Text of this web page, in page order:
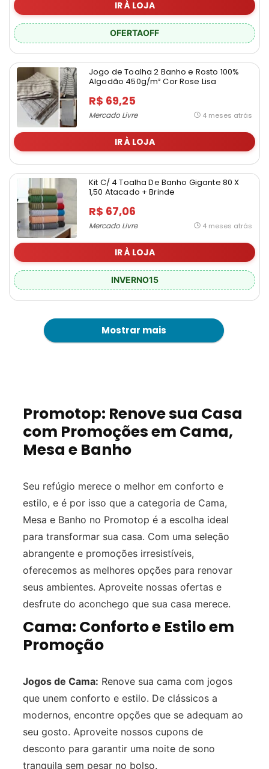
IR À LOJA
OFERTAOFF
Jogo de Toalha 2 Banho e Rosto 100%
Algodão 450g/m² Cor Rose Lisa
R$ 69,25
Mercado Livre 4 meses atrás
IR À LOJA
Kit C/ 4 Toalha De Banho Gigante 80 X
1,50 Atacado + Brinde
R$ 67,06
Mercado Livre 4 meses atrás
IR À LOJA
INVERNO15
Mostrar mais
Promotop: Renove sua Casa
com Promoções em Cama,
Mesa e Banho
Seu refúgio merece o melhor em conforto e
estilo, e é por isso que a categoria de Cama,
Mesa e Banho no Promotop é a escolha ideal
para transformar sua casa. Com uma seleção
abrangente e promoções irresistíveis,
oferecemos as melhores opções para renovar
seus ambientes. Aproveite nossas ofertas e
desfrute do aconchego que sua casa merece.
Cama: Conforto e Estilo em
Promoção
Jogos de Cama: Renove sua cama com jogos
que unem conforto e estilo. De clássicos a
modernos, encontre opções que se adequam ao
seu gosto. Aproveite nossos cupons de
desconto para garantir uma noite de sono
tranquila sem pesar no bolso.